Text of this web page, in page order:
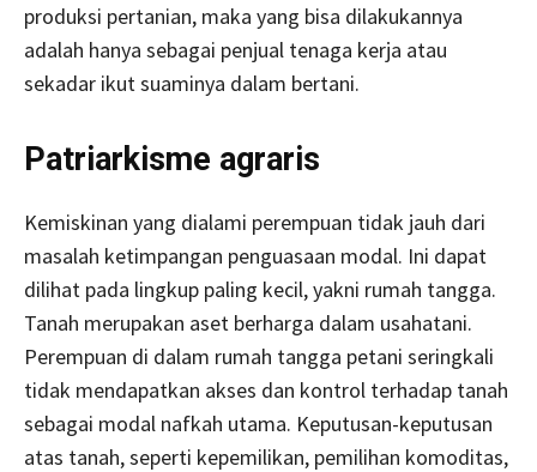
produksi pertanian, maka yang bisa dilakukannya
adalah hanya sebagai penjual tenaga kerja atau
sekadar ikut suaminya dalam bertani.
Patriarkisme agraris
Kemiskinan yang dialami perempuan tidak jauh dari
masalah ketimpangan penguasaan modal. Ini dapat
dilihat pada lingkup paling kecil, yakni rumah tangga.
Tanah merupakan aset berharga dalam usahatani.
Perempuan di dalam rumah tangga petani seringkali
tidak mendapatkan akses dan kontrol terhadap tanah
sebagai modal nafkah utama. Keputusan-keputusan
atas tanah, seperti kepemilikan, pemilihan komoditas,